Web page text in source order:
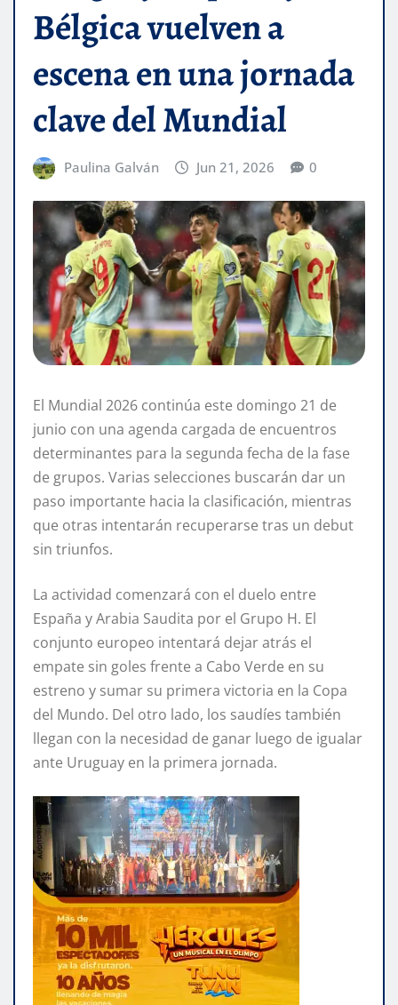
Bélgica vuelven a
escena en una jornada
clave del Mundial
Paulina Galván Jun 21, 2026 0
El Mundial 2026 continúa este domingo 21 de
junio con una agenda cargada de encuentros
determinantes para la segunda fecha de la fase
de grupos. Varias selecciones buscarán dar un
paso importante hacia la clasificación, mientras
que otras intentarán recuperarse tras un debut
sin triunfos.
La actividad comenzará con el duelo entre
España y Arabia Saudita por el Grupo H. El
conjunto europeo intentará dejar atrás el
empate sin goles frente a Cabo Verde en su
estreno y sumar su primera victoria en la Copa
del Mundo. Del otro lado, los saudíes también
llegan con la necesidad de ganar luego de igualar
ante Uruguay en la primera jornada.